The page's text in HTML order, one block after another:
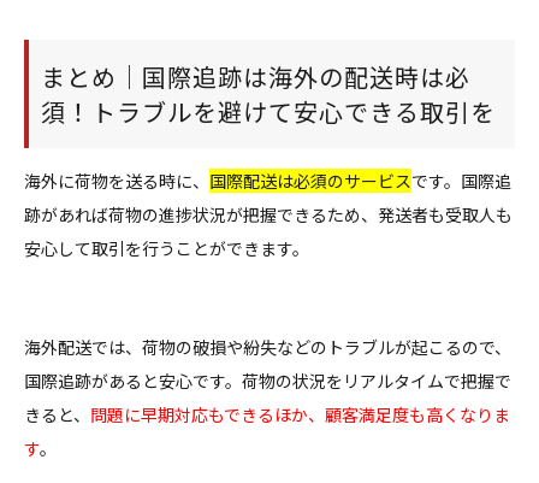
まとめ｜国際追跡は海外の配送時は必
須！トラブルを避けて安心できる取引を
海外に荷物を送る時に、 国際配送は必須のサービスです。国際追
跡があれば荷物の進捗状況が把握できるため、発送者も受取人も
安心して取引を行うことができます。
海外配送では、荷物の破損や紛失などのトラブルが起こるので、
国際追跡があると安心です。荷物の状況をリアルタイムで把握で
きると、 問題に早期対応もできるほか、顧客満足度も高くなりま
す。